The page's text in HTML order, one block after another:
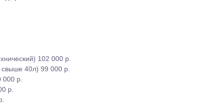
102 000 р.
40л) 99 000 р.
р.
р.